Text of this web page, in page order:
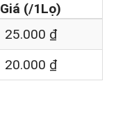
Giá (/1Lọ)
25.000 ₫
20.000 ₫